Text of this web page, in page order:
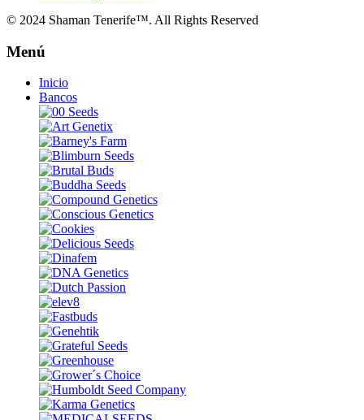
© 2024 Shaman Tenerife™. All Rights Reserved
Menú
Inicio
Bancos